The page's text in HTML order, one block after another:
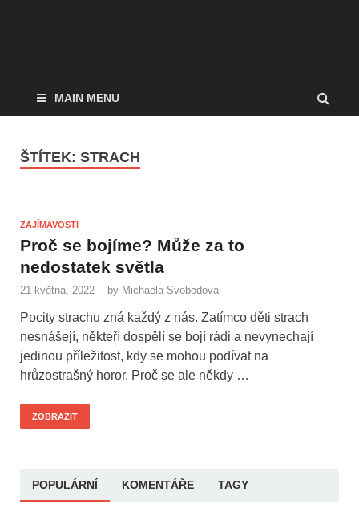
MAIN MENU
ŠTÍTEK: STRACH
ZAJÍMAVOSTI
Proč se bojíme? Může za to
nedostatek světla
21 května, 2022 - by Michaela Svobodová
Pocity strachu zná každý z nás. Zatímco děti strach
nesnášejí, někteří dospělí se bojí rádi a nevynechají
jedinou příležitost, kdy se mohou podívat na
hrůzostrašný horor. Proč se ale někdy …
ZOBRAZIT
POPULÁRNÍ KOMENTÁŘE TAGY